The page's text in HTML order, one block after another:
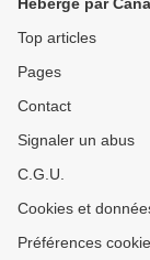
Top articles
Pages
Contact
Signaler un abus
C.G.U.
Cookies et
Préférences